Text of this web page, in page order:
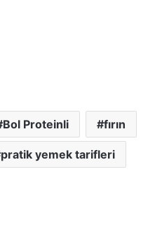
Bol Proteinli fırın
pratik yemek tarifleri